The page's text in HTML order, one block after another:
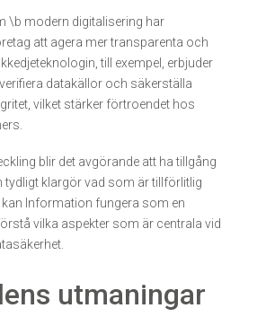
\b modern digitalisering har
att agera mer transparenta och
till exempel, erbjuder
datakällor och säkerställa
vilket stärker förtroendet hos
blir det avgörande att ha tillgång
tydligt klargör vad som är tillförlitlig
Information fungera som en
vilka aspekter som är centrala vid
utmaningar